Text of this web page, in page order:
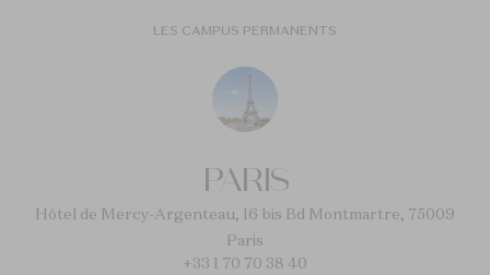
LES CAMPUS PERMANENTS
PARIS
Hôtel de Mercy-Argenteau, 16 bis Bd Montmartre, 75009
Paris
+33 1 70 70 38 40